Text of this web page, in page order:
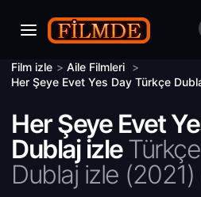
Film izle > Aile Filmleri >
Her Şeye Evet Yes Day Türkçe
Her Şeye Evet
Dublaj izle
Dublaj izle (2021)